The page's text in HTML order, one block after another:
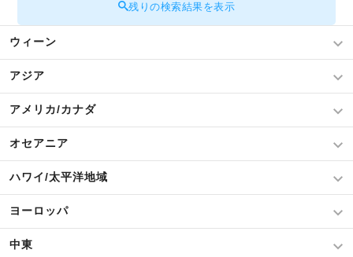
残りの検索結果を表示
ウィーン
アジア
アメリカ/カナダ
オセアニア
ハワイ/太平洋地域
ヨーロッパ
中東